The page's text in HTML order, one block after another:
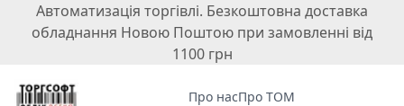
Автоматизація торгівлі. Безкоштовна доставка
обладнання Новою Поштою при замовленні від
1100 грн
Про насПро ТОМ